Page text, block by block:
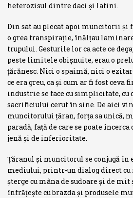
heterozisul dintre daci şi latini.
Din sat au plecat apoi muncitorii şi
o grea transpiraţie, înălţau
trupului. Gesturile lor ca acte ce
peste limitele obişnuite, erau o
ţărănesc. Nici o spaimă, nici o
ce era greu, ca şi cum ar fi fost ceva
industrie se face cu simplicitate,
sacrificiului cerut în sine. De aici
muncitorului ţăran, forţa sa unică,
paradă, faţă de care se poate
jenă şi de inferioritate.
Ţăranul şi muncitorul se conjugă în
mediului, printr-un dialog direct cu
şterge cu mâna de sudoare şi de
înfrăţeşte cu brazda şi produsele